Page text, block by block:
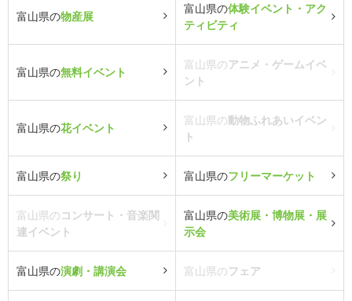
富山県の物産展
富山県の体験イベント・アク
ティビティ
富山県の無料イベント
富山県のアニメ・ゲームイベ
ント
富山県の花イベント
富山県の動物ふれあいイベン
ト
富山県の祭り 富山県のフリーマーケット
富山県のコンサート・音楽関
連イベント
富山県の美術展・博物展・展
示会
富山県の演劇・講演会 富山県のフェア